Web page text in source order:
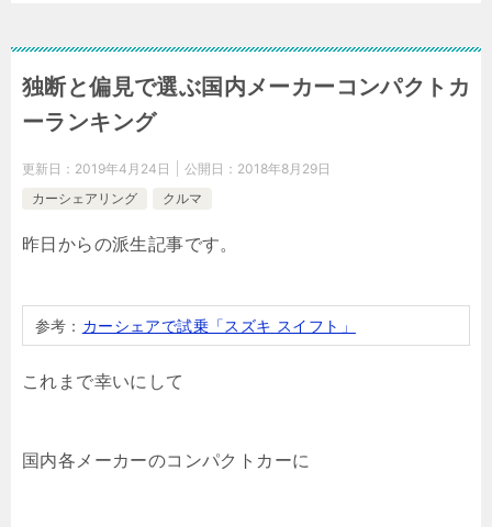
独断と偏見で選ぶ国内メーカーコンパクトカ
ーランキング
更新日： 2019年4月24日 公開日： 2018年8月29日
カーシェアリング
クルマ
昨日からの派生記事です。
参考： カーシェアで試乗「スズキ スイフト」
これまで幸いにして
国内各メーカーのコンパクトカーに